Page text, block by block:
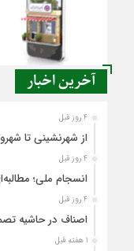
آخرین اخبار
4 روز قبل
از شهرنشینی تا
4 روز قبل
انسجام ملی؛
4 روز قبل
اصناف در حاشیه
1 هفته قبل